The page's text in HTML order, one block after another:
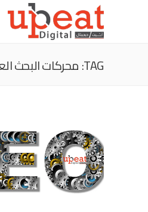
TAG: محركات البحث العلمي